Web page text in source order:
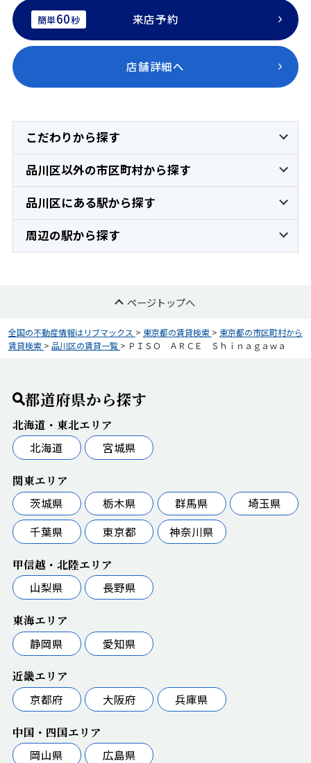
簡単60秒 来店予約
店舗詳細へ
こだわりから探す
品川区以外の市区町村から探す
品川区にある駅から探す
周辺の駅から探す
ページトップへ
全国の不動産情報はリブマックス > 東京都の賃貸検索 > 東京都の市区町村から
賃貸検索 > 品川区の賃貸一覧 > ＰＩＳＯ ＡＲＣＥ Ｓｈｉｎａｇａｗａ
都道府県から探す
北海道・東北エリア
北海道
宮城県
関東エリア
茨城県
栃木県 群馬県
埼玉県
千葉県
東京都 神奈川県
甲信越・北陸エリア
山梨県
長野県
東海エリア
静岡県
愛知県
近畿エリア
京都府
大阪府 兵庫県
中国・四国エリア
岡山県
広島県